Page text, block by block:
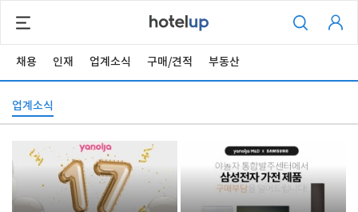
채용 인재 업계소식 구매/견적 부동산
업계소식